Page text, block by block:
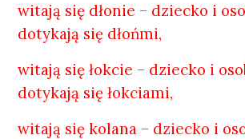
witają się dłonie – dziecko i
dotykają się dłońmi,
witają się łokcie – dziecko i
dotykają się łokciami,
witają się kolana – dziecko i